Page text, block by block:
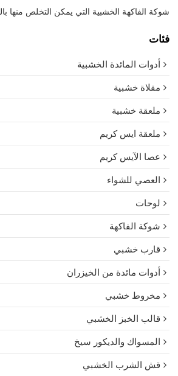
شوكة الفاكهة الخشبية التي يمكن التخلص منها
فئات
أدوات المائدة الخشبية
مقلاة خشبية
ملعقة خشبية
ملعقة ايس كريم
عصا الآيس كريم
العصي للشواء
لوحات
شوكة الفاكهة
قارب خشبي
أدوات مائدة من الخيزران
مخروط خشبي
قالب الخبز الخشبي
المسواك والديكور سيخ
قش الشرب الخشبي